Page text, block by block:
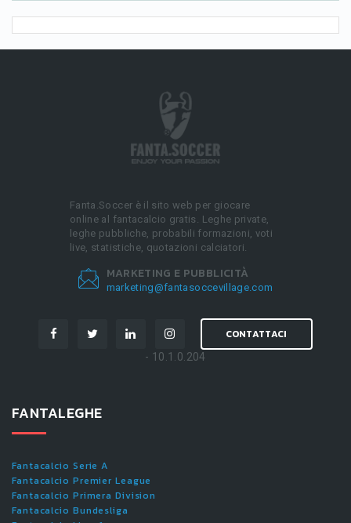
Fanta.Soccer è il sito web per giocare
online al fantacalcio gratis. Leghe private,
leghe pubbliche, probabili formazioni, voti
live, statistiche, quotazioni calciatori.
MARKETING E PUBBLICITÀ
marketing@fantasoccevillage.com
CONTATTACI
- 10.1.0.204
FANTALEGHE
Fantacalcio Serie A
Fantacalcio Premier League
Fantacalcio Primera Division
Fantacalcio Bundesliga